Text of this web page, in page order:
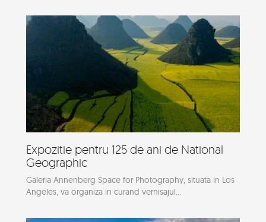
Expozitie pentru 125 de ani de National
Geographic
Galeria Annenberg Space for Photography, situata in Los
Angeles, va organiza in curand vernisajul...